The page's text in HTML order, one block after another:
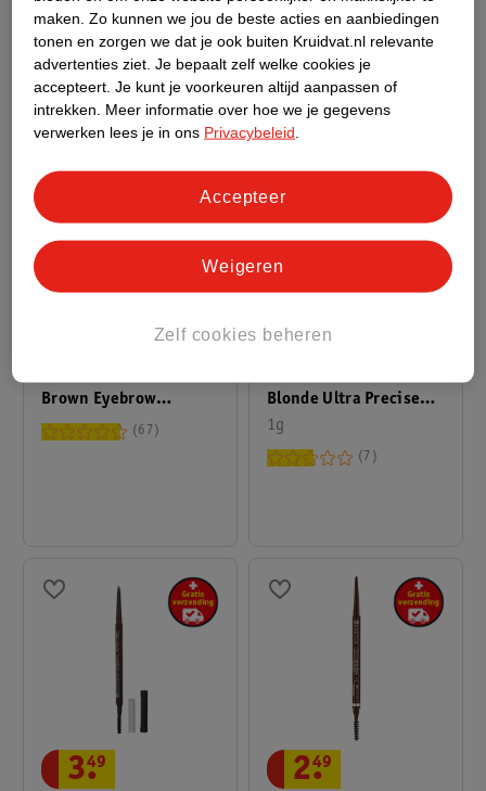
67 Brown Shaping Pencil
243
Brown Eyebrow
Designer
67
Blonde Ultra Precise
Waterproof
Wenkbrauwpotlood
1g
3.
7
3.
49 2.
49
maken. Zo kunnen we jou de beste acties en aanbiedingen
tonen en zorgen we dat je ook buiten Kruidvat.nl relevante
advertenties ziet. Je bepaalt zelf welke cookies je
accepteert. Je kunt je voorkeuren altijd aanpassen of
intrekken.
Meer informatie over hoe we je gegevens
verwerken lees je in ons Privacybeleid
Zelf cookies beheren
Weigeren
Accepteer